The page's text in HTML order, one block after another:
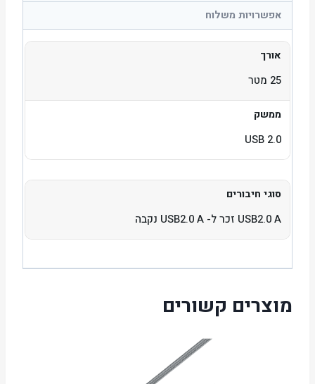
אפשרויות משלוח
אורך
25 מטר
ממשק
USB 2.0
סוגי חיבורים
USB2.0 A זכר ל- USB2.0 A נקבה
מוצרים קשורים